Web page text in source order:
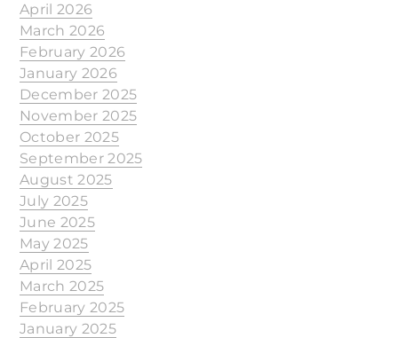
April 2026
March 2026
February 2026
January 2026
December 2025
November 2025
October 2025
September 2025
August 2025
July 2025
June 2025
May 2025
April 2025
March 2025
February 2025
January 2025